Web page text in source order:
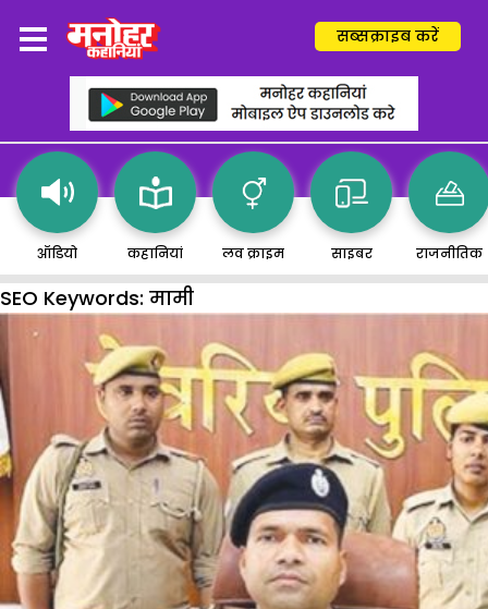
सब्सक्राइब करें
ऑडियो कहानियां लव क्राइम साइबर राजनीतिक
SEO Keywords: मामी